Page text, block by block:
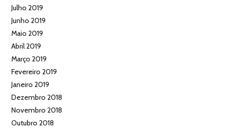
Julho 2019
Junho 2019
Maio 2019
Abril 2019
Março 2019
Fevereiro 2019
Janeiro 2019
Dezembro 2018
Novembro 2018
Outubro 2018